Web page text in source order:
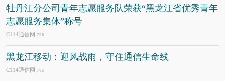
牡丹江分公司青年志愿服务队荣获“黑龙江省优秀青年
志愿服务集体”称号
C114通信网 7/16
黑龙江移动：迎风战雨，守住通信生命线
C114通信网 7/13